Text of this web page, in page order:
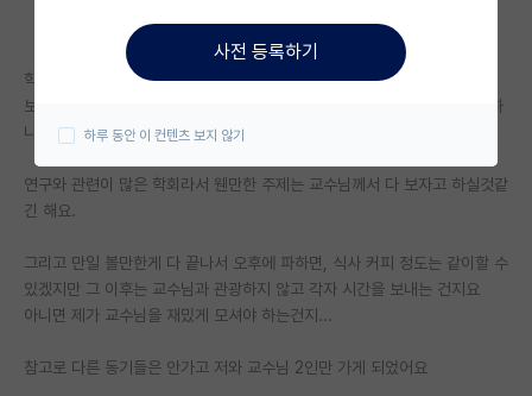
미국 대학원 합격 후기 게시판
대학원생 모집 게시판
연구실(PI) 홍보 게시판
석박사 채용 정보 게시판
임용 정보 게시판
학부 인턴 게시판
취업 게시판
학회 일정이 아침 9시부터 저녁 8시 막 이러던데
보통은 본인의 참여 세션이 없는 날짜라도, 처음부터 끝까지 계속 참가를 하
나요?
연구와 관련이 많은 학회라서 웬만한 주제는 교수님께서 다 보자고 하실것같
긴 해요.
그리고 만일 볼만한게 다 끝나서 오후에 파하면, 식사 커피 정도는 같이할 수
있겠지만 그 이후는 교수님과 관광하지 않고 각자 시간을 보내는 건지요
아니면 제가 교수님을 재밌게 모셔야 하는건지...
참고로 다른 동기들은 안가고 저와 교수님 2인만 가게 되었어요
사전 등록하기
하루 동안 이 컨텐츠 보지 않기